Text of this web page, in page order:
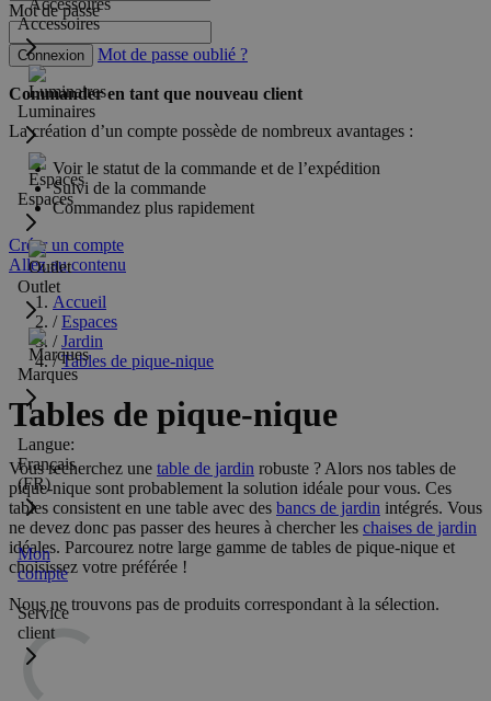
Accessoires
Luminaires
Espaces
Outlet
Marques
Langue:
Français
(FR)
Mon
compte
Service
client
Mot de passe
Connexion Mot de passe oublié ?
Commander en tant que nouveau client
La création d’un compte possède de nombreux avantages :
Voir le statut de la commande et de l’expédition
Suivi de la commande
Commandez plus rapidement
Créer un compte
Allez au contenu
Accueil
/ Espaces
/ Jardin
/ Tables de pique-nique
Tables de pique-nique
Vous recherchez une table de jardin robuste ? Alors nos tables de
pique-nique sont probablement la solution idéale pour vous. Ces
tables consistent en une table avec des bancs de jardin intégrés. Vous
ne devez donc pas passer des heures à chercher les chaises de jardin
idéales. Parcourez notre large gamme de tables de pique-nique et
choisissez votre préférée !
Nous ne trouvons pas de produits correspondant à la sélection.